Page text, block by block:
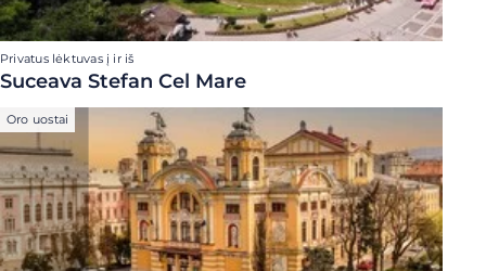
Privatus lėktuvas į ir iš
Suceava Stefan Cel Mare
Oro uostai